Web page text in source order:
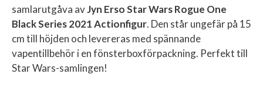
samlarutgåva avJyn Erso Star Wars Rogue One
Black Series 2021 Actionfigur. Den står ungefär på 15
cm till höjden och levereras med spännande
vapentillbehör i en fönsterboxförpackning. Perfekt till
Star Wars-samlingen!